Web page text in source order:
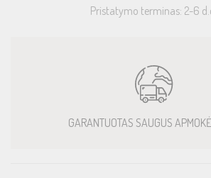
Pristatymo terminas: 2-6
GARANTUOTAS SAUGUS